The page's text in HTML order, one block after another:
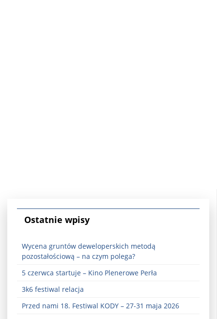
Ostatnie wpisy
Wycena gruntów deweloperskich metodą
pozostałościową – na czym polega?
5 czerwca startuje – Kino Plenerowe Perła
3k6 festiwal relacja
Przed nami 18. Festiwal KODY – 27-31 maja 2026